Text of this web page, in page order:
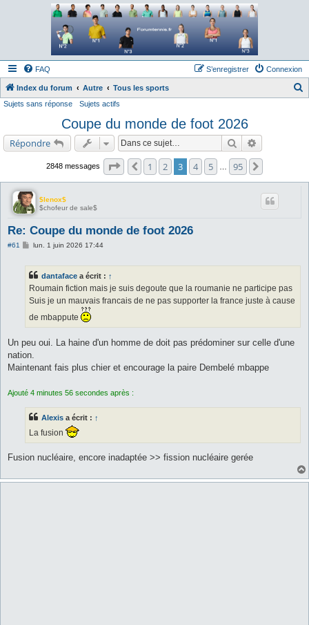
Forum tennis
Le forum des passionnés de tennis
FAQ Connexion
S’enregistrer
Index du forum Autre Tous les sports
Sujets sans réponse Sujets actifs
Coupe du monde de foot 2026
Répondre Rechercher
2848 messages Page sur95
Précédente
1 2 3 4 5 95
$lenox$
$chofeur de sale$
Re: Coupe du monde de foot 2026
#61
M
a
g
lun. 1 juin 2026 17:44
dantaface a écrit : ↑
Roumain fiction mais je suis degoute que la roumanie ne participe pas
Suis je un mauvais francais de ne pas supporter la france juste à cause
de mbappute
Un peu oui. La haine d'un homme de doit pas prédominer sur celle d'une
nation.
Maintenant fais plus chier et encourage la paire Dembelé mbappe
Ajouté 4 minutes 56 secondes après :
Alexis a écrit : ↑
La fusion
Fusion nucléaire, encore inadaptée >> fission nucléaire gerée